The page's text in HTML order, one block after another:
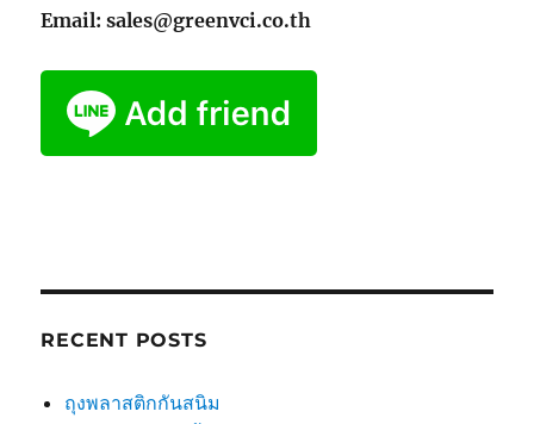
Email: sales@greenvci.co.th
RECENT POSTS
ถุงพลาสติกกันสนิม